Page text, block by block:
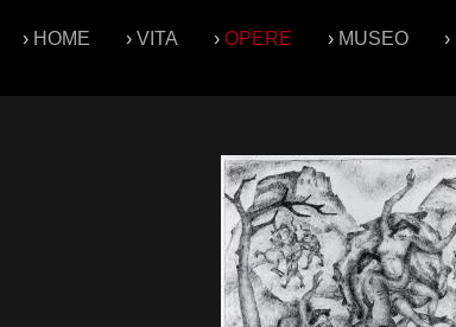
› HOME › VITA › OPERE › MUSEO ›